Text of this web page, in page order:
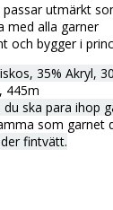
passar utmärkt
med alla garner
och bygger i
35% Akryl,
445m
du ska para ihop
som garnet
fintvätt.